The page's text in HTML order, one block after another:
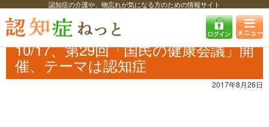
認知症の介護や、物忘れが気になる方のための情報サイト
認知症ねっと 認知症最新ニュース イベント
10/17、第29回「国民の
健康会議」開催、テーマは認知症
10/17、第29回「国民の健康会議」開
催、テーマは認知症
2017年8月26日